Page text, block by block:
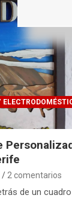
2 comentarios
de un